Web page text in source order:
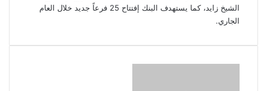
الشيخ زايد، كما يستهدف البنك إفتتاح 25 فرعاً جديد خلال العام
الجاري.